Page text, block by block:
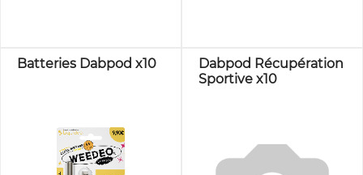
Batteries Dabpod x10
Dabpod Récupération
Sportive x10